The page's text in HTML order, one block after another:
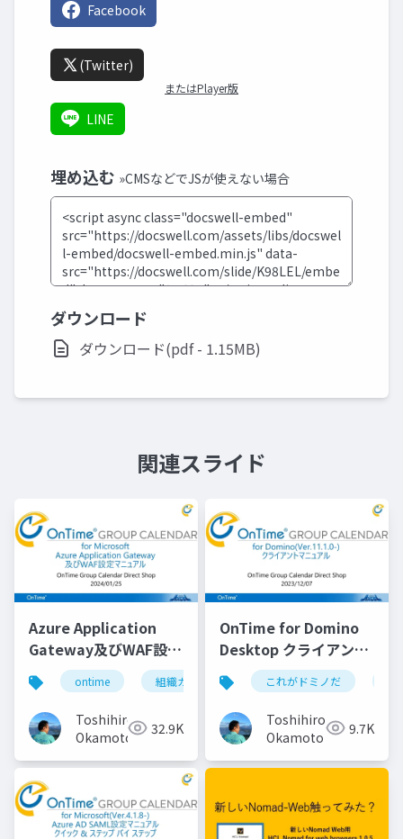
Facebook
(Twitter)
またはPlayer版
LINE
埋め込む »CMSなどでJSが使えない場合
ダウンロード
ダウンロード(pdf - 1.15MB)
関連スライド
Azure Application
Gateway及びWAF設定
マニュアル
ontime 組織カレンダー 組織スケジュール
Toshihiro
Okamoto
32.9K
OnTime for Domino
Desktop クライアント
マニュアルこれがドミノだ
Toshihiro
Okamoto
9.7K